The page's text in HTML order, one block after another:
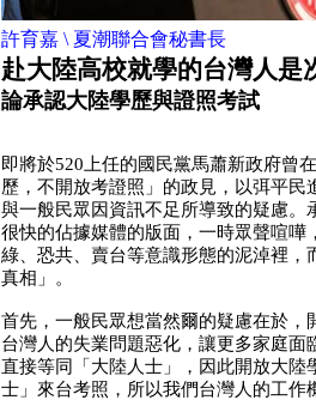
許育嘉 \ 夏潮聯合會秘書長
赴大陸高校就學的台灣人是
論承認大陸學歷與證照考試
即將於520上任的國民黨馬蕭新政府曾
歷，不開放考證照」的政見，以弭平
與一般民眾因資訊不足所導致的疑慮
很快的佔據媒體的版面，一時眾聲喧
綠、恐共、賣台等意識形態的泥淖裡
真相」。
首先，一般民眾想當然爾的疑慮在於
台灣人的失業問題惡化，讓更多家庭面
直接等同「大陸人士」，因此開放大陸
士」來台考照，所以我們台灣人的工